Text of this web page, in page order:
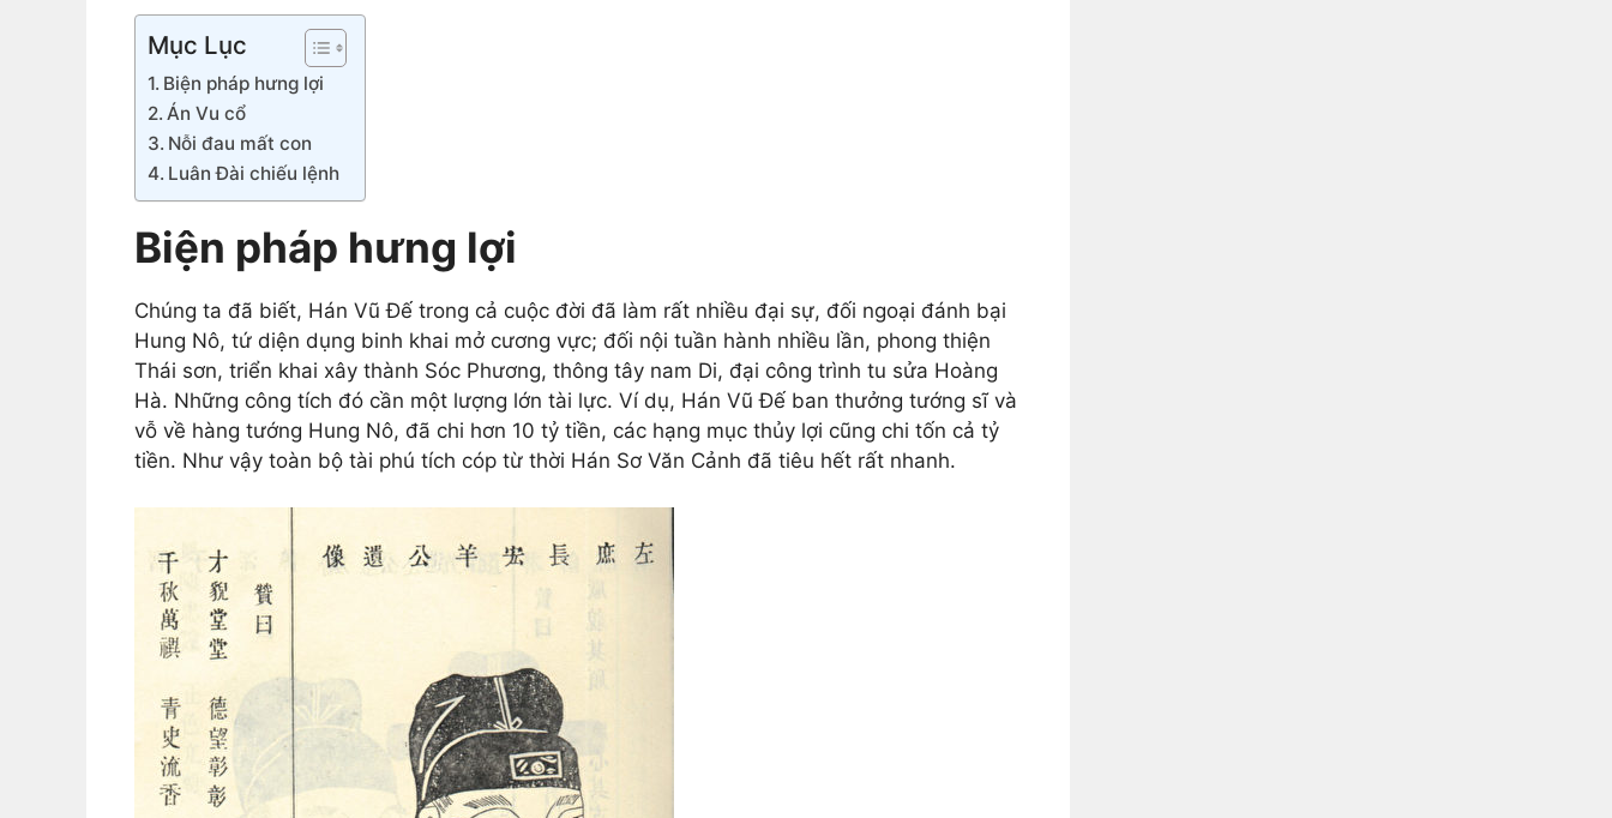
Mục Lục
Biện pháp hưng lợi
Án Vu cổ
Nỗi đau mất con
Luân Đài chiếu lệnh
Biện pháp hưng lợi
Chúng ta đã biết, Hán Vũ Đế trong cả cuộc đời đã làm rất nhiều đại sự, đối ngoại đánh bại
Hung Nô, tứ diện dụng binh khai mở cương vực; đối nội tuần hành nhiều lần, phong thiện
Thái sơn, triển khai xây thành Sóc Phương, thông tây nam Di, đại công trình tu sửa Hoàng
Hà. Những công tích đó cần một lượng lớn tài lực. Ví dụ, Hán Vũ Đế ban thưởng tướng sĩ và
vỗ về hàng tướng Hung Nô, đã chi hơn 10 tỷ tiền, các hạng mục thủy lợi cũng chi tốn cả tỷ
tiền. Như vậy toàn bộ tài phú tích cóp từ thời Hán Sơ Văn Cảnh đã tiêu hết rất nhanh.